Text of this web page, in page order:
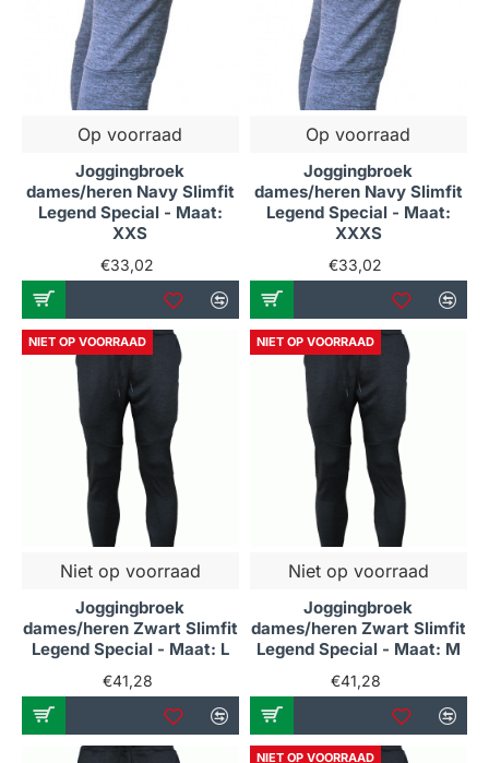
Op voorraad
Joggingbroek
dames/heren Navy Slimfit
Legend Special - Maat:
XXS
€33,02
Op voorraad
Joggingbroek
dames/heren Navy Slimfit
Legend Special - Maat:
XXXS
€33,02
NIET OP VOORRAAD
Niet op voorraad
Joggingbroek
dames/heren Zwart Slimfit
Legend Special - Maat: L
€41,28
NIET OP VOORRAAD
Niet op voorraad
Joggingbroek
dames/heren Zwart Slimfit
Legend Special - Maat: M
€41,28
NIET OP VOORRAAD